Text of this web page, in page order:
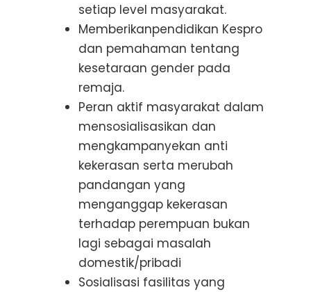
setiap level masyarakat.
Memberikanpendidikan Kespro
dan pemahaman tentang
kesetaraan gender pada
remaja.
Peran aktif masyarakat dalam
mensosialisasikan dan
mengkampanyekan anti
kekerasan serta merubah
pandangan yang
menganggap kekerasan
terhadap perempuan bukan
lagi sebagai masalah
domestik/pribadi
Sosialisasi fasilitas yang